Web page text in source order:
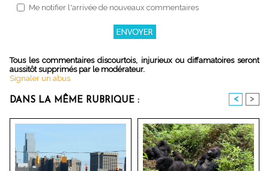
Me notifier l'arrivée de nouveaux commentaires
Tous les commentaires discourtois, injurieux ou diffamatoires seront
aussitôt supprimés par le modérateur.
Signaler un abus
DANS LA MÊME RUBRIQUE : < >